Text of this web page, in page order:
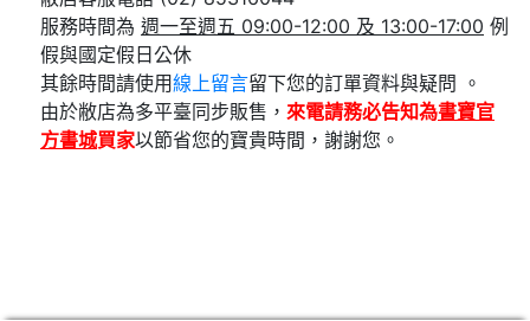
服務時間為 週一至週五 09:00-12:00 及 13:00-17:00 例
假與國定假日公休
其餘時間請使用線上留言
留下您的訂單資料與疑問 。
由於敝店為多平臺同步販售， 來電請務必告知為書寶官
方書城買家以節省您的寶貴時間，謝謝您。